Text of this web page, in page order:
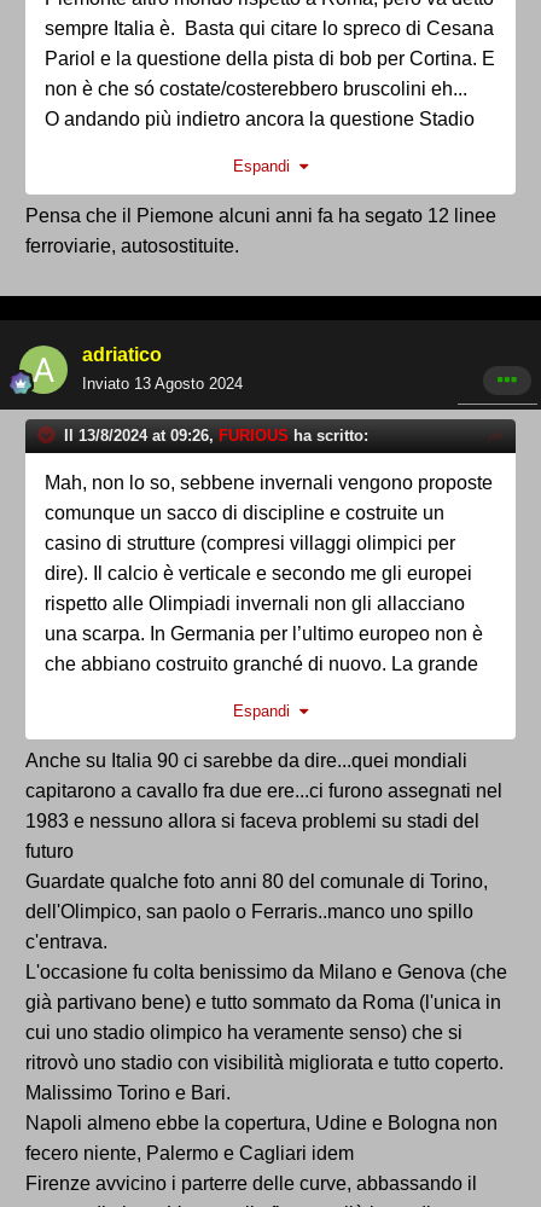
sempre Italia è. Basta qui citare lo spreco di Cesana
Pariol e la questione della pista di bob per Cortina. E
non è che só costate/costerebbero bruscolini eh...
O andando più indietro ancora la questione Stadio
Espandi
Pensa che il Piemone alcuni anni fa ha segato 12 linee
ferroviarie, autosostituite.
adriatico
Inviato 13 Agosto 2024
Il 13/8/2024 at 09:26, FURIOUS ha scritto:
Mah, non lo so, sebbene invernali vengono proposte
comunque un sacco di discipline e costruite un
casino di strutture (compresi villaggi olimpici per
dire). Il calcio è verticale e secondo me gli europei
rispetto alle Olimpiadi invernali non gli allacciano
una scarpa. In Germania per l’ultimo europeo non è
che abbiano costruito granché di nuovo. La grande
quello che è stato fatto anni prima, a noi questo
manca. Personalmente nel periodo che ho vissuto a
Torino ho potuto vedere con i miei occhi tante
strutture lasciate marcire, ma per contro il Piemonte
ha potuto beneficiare di un Aeroporto Caselle
completamente rinnovato, una metro che Torino non
aveva, infrastrutture stradali e sulle piste da far
invidia alle migliori località sciistiche su a
Bardonecchia - Sauze D’Oulx.
Espandi
Anche su Italia 90 ci sarebbe da dire...quei mondiali
capitarono a cavallo fra due ere...ci furono assegnati nel
1983 e nessuno allora si faceva problemi su stadi del
futuro
Guardate qualche foto anni 80 del comunale di Torino,
dell'Olimpico, san paolo o Ferraris..manco uno spillo
c'entrava.
L'occasione fu colta benissimo da Milano e Genova (che
già partivano bene) e tutto sommato da Roma (l'unica in
cui uno stadio olimpico ha veramente senso) che si
ritrovò uno stadio con visibilità migliorata e tutto coperto.
Malissimo Torino e Bari.
Napoli almeno ebbe la copertura, Udine e Bologna non
fecero niente, Palermo e Cagliari idem
Firenze avvicino i parterre delle curve, abbassando il